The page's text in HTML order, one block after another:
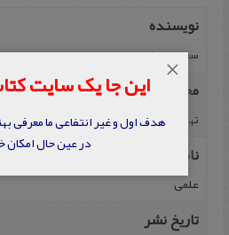
نویسنده
سعید عریان
محل نشر
تهران
ناشر
علمی
تاریخ نشر
این جا یک سایت
هدف اول و غیر انتفاعی ما معرفی
در عین حال
×